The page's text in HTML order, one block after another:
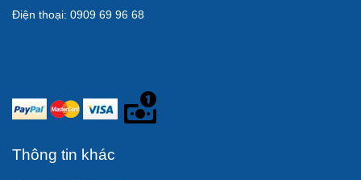
Điện thoại: 0909 69 96 68
Thông tin khác